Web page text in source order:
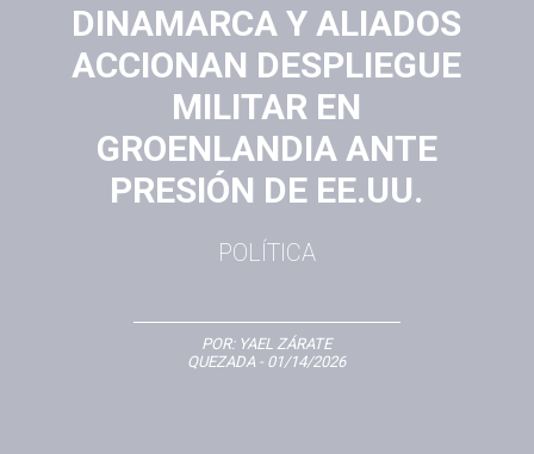
DINAMARCA Y ALIADOS
ACCIONAN DESPLIEGUE
MILITAR EN
GROENLANDIA ANTE
PRESIÓN DE EE.UU.
POLÍTICA
POR: YAEL ZÁRATE
QUEZADA - 01/14/2026